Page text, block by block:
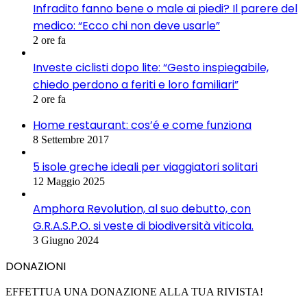
Infradito fanno bene o male ai piedi? Il parere del
medico: “Ecco chi non deve usarle”
2 ore fa
Investe ciclisti dopo lite: “Gesto inspiegabile,
chiedo perdono a feriti e loro familiari”
2 ore fa
Home restaurant: cos’é e come funziona
8 Settembre 2017
5 isole greche ideali per viaggiatori solitari
12 Maggio 2025
Amphora Revolution, al suo debutto, con
G.R.A.S.P.O. si veste di biodiversità viticola.
3 Giugno 2024
DONAZIONI
EFFETTUA UNA DONAZIONE ALLA TUA RIVISTA!